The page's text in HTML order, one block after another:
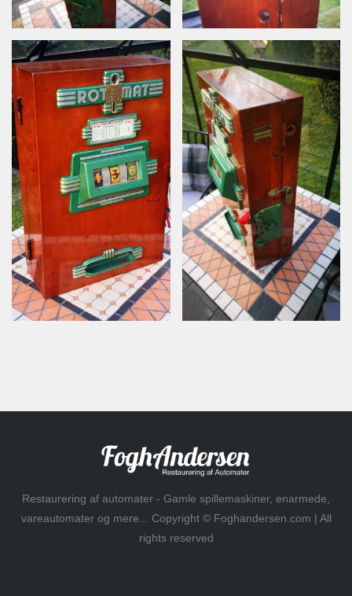
Restaurering af automater - Gamle spillemaskiner, enarmede,
vareautomater og mere... Copyright © Foghandersen.com | All
rights reserved